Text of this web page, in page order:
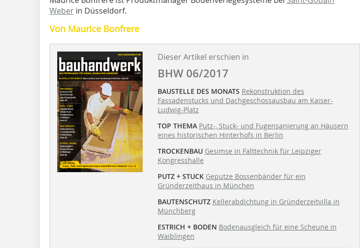
Weber in Düsseldorf.
Von Maurice Bonfrere
Dieser Artikel erschien in
BHW 06/2017
BAUSTELLE DES MONATS Rekonstruktion des
Fassadenstucks und Dachgeschossausbau am Kaiser-
Ludwig-Platz
TOP THEMA Putz-, Stuck- und Fugensanierung an Häusern
eines historischen Hinterhofs in Berlin
TROCKENBAU Gesimse in Falttechnik für Leipziger
Kongresshalle
PUTZ + STUCK Geputze Bossenbänder für ein
Gründerzeithaus in München
BAUTENSCHUTZ Kellerabdichtung in Gründerzeitvilla in
Münchberg
ESTRICH + BODEN Bodenausgleich für eine Scheune in
Waiblingen